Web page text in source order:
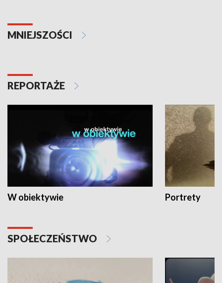
MNIEJSZOŚCI
REPORTAŻE
W obiektywie Portrety
SPOŁECZEŃSTWO